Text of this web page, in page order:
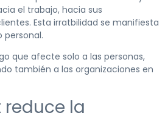
el trabajo, hacia sus
Esta irratbilidad se manifiesta
que afecte solo a las personas,
también a las organizaciones en
reduce la